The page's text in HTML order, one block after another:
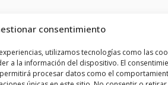
consentimiento
utilizamos tecnologías como las
a la información del dispositivo. El
procesar datos como el